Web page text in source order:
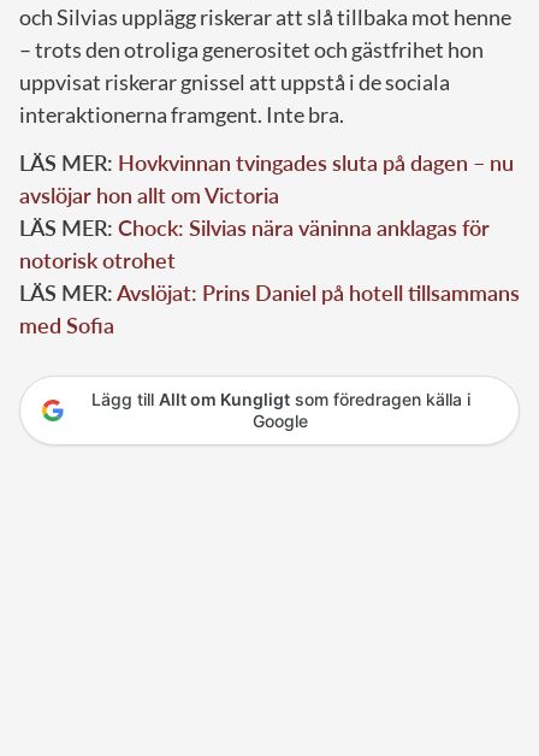
och Silvias upplägg riskerar att slå tillbaka mot henne
– trots den otroliga generositet och gästfrihet hon
uppvisat riskerar gnissel att uppstå i de sociala
interaktionerna framgent. Inte bra.
LÄS MER: Hovkvinnan tvingades sluta på dagen – nu
avslöjar hon allt om Victoria
LÄS MER: Chock: Silvias nära väninna anklagas för
notorisk otrohet
LÄS MER:Avslöjat: Prins Daniel på hotell tillsammans
med Sofia
Lägg till Allt om Kungligtsom föredragen källa i
Google